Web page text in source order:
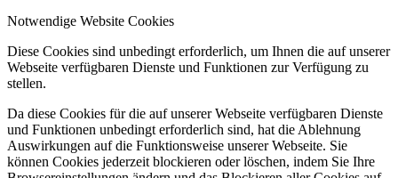
Notwendige Website Cookies
Diese Cookies sind unbedingt erforderlich, um Ihnen die auf unserer
Webseite verfügbaren Dienste und Funktionen zur Verfügung zu
stellen.
Da diese Cookies für die auf unserer Webseite verfügbaren Dienste
und Funktionen unbedingt erforderlich sind, hat die Ablehnung
Auswirkungen auf die Funktionsweise unserer Webseite. Sie
können Cookies jederzeit blockieren oder löschen, indem Sie Ihre